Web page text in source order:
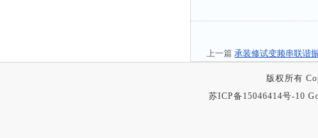
上一篇承装修试变频串联谐
版权所有
苏ICP备15046414号-10